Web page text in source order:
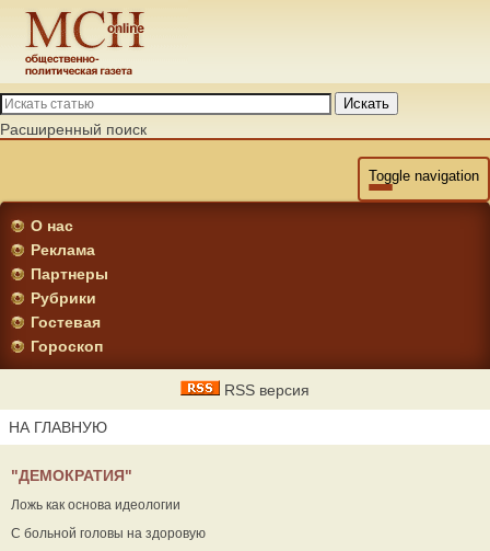
Искать
Расширенный поиск
Toggle navigation
О нас
Реклама
Партнеры
Рубрики
Гостевая
Гороскоп
RSS версия
НА ГЛАВНУЮ
"ДЕМОКРАТИЯ"
Ложь как основа идеологии
С больной головы на здоровую